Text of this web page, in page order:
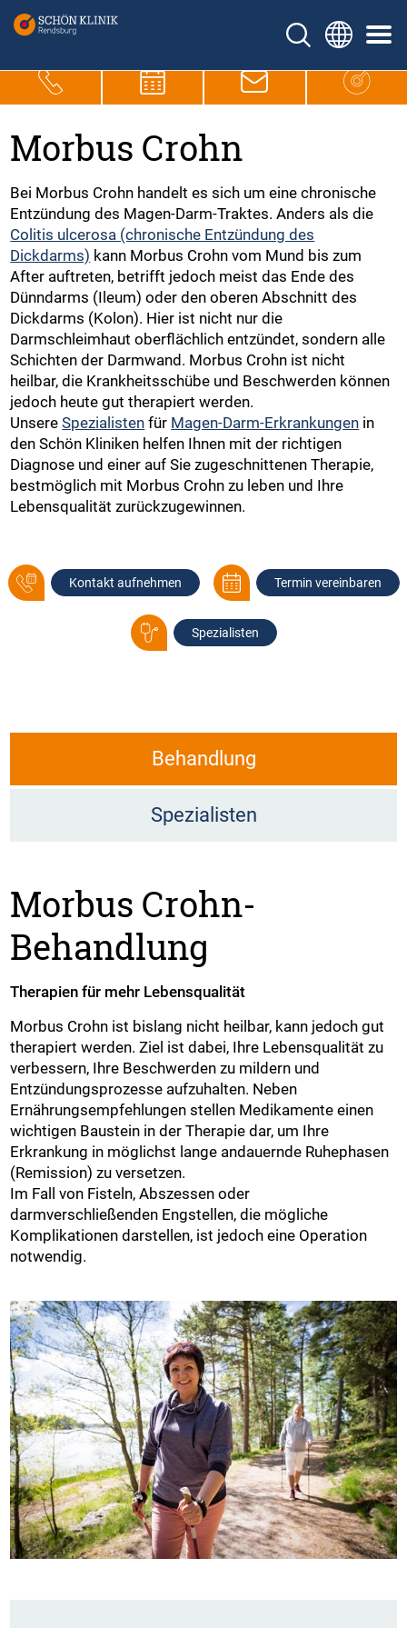
Morbus Crohn
Bei Morbus Crohn handelt es sich um eine chronische
Entzündung des Magen-Darm-Traktes. Anders als die
Colitis ulcerosa (chronische Entzündung des
Dickdarms) kann Morbus Crohn vom Mund bis zum
After auftreten, betrifft jedoch meist das Ende des
Dünndarms (Ileum) oder den oberen Abschnitt des
Dickdarms (Kolon). Hier ist nicht nur die
Darmschleimhaut oberflächlich entzündet, sondern alle
Schichten der Darmwand. Morbus Crohn ist nicht
heilbar, die Krankheitsschübe und Beschwerden können
jedoch heute gut therapiert werden.
UnsereSpezialisten für Magen-Darm-Erkrankungen in
den Schön Kliniken helfen Ihnen mit der richtigen
Diagnose und einer auf Sie zugeschnittenen Therapie,
bestmöglich mit Morbus Crohn zu leben und Ihre
Lebensqualität zurückzugewinnen.
Kontakt aufnehmen Termin vereinbaren
Spezialisten
Behandlung
Spezialisten
Morbus Crohn-
Behandlung
Therapien für mehr Lebensqualität
Morbus Crohn ist bislang nicht heilbar, kann jedoch gut
therapiert werden. Ziel ist dabei, Ihre Lebensqualität zu
verbessern, Ihre Beschwerden zu mildern und
Entzündungsprozesse aufzuhalten. Neben
Ernährungsempfehlungen stellen Medikamente einen
wichtigen Baustein in der Therapie dar, um Ihre
Erkrankung in möglichst lange andauernde Ruhephasen
(Remission) zu versetzen.
Im Fall von Fisteln, Abszessen oder
darmverschließenden Engstellen, die mögliche
Komplikationen darstellen, ist jedoch eine Operation
notwendig.